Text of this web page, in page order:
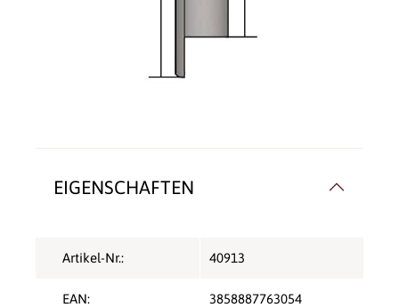
EIGENSCHAFTEN
Artikel-Nr.: 40913
EAN: 3858887763054